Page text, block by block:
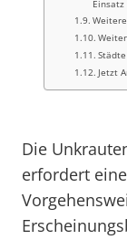
Einsatz
Jetzt
Die
erfordert